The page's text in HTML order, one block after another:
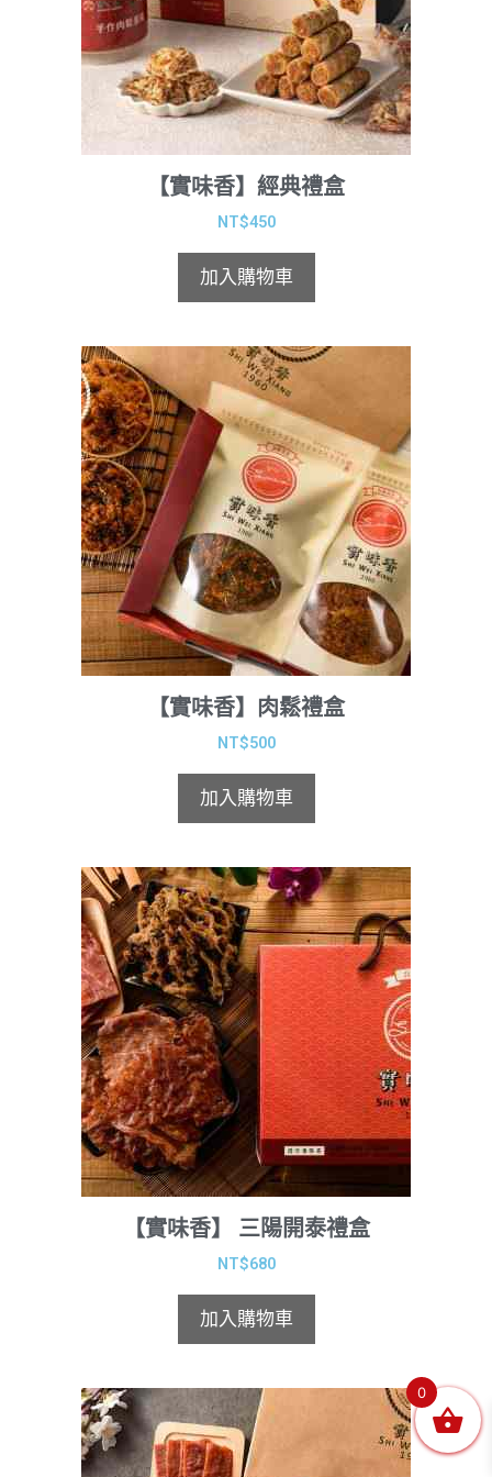
【實味香】經典禮盒
NT$450
加入購物車
【實味香】肉鬆禮盒
NT$500
加入購物車
【實味香】 三陽開泰禮盒
NT$680
加入購物車
0